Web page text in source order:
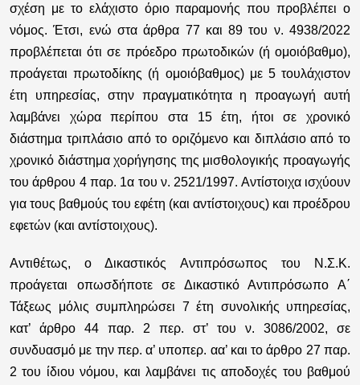
σχέση με το ελάχιστο όριο παραμονής που προβλέπει ο
νόμος. Έτσι, ενώ στα άρθρα 77 και 89 του ν. 4938/2022
προβλέπεται ότι σε πρόεδρο πρωτοδικών (ή ομοιόβαθμο),
προάγεται πρωτοδίκης (ή ομοιόβαθμος) με 5 τουλάχιστον
έτη υπηρεσίας, στην πραγματικότητα η προαγωγή αυτή
λαμβάνει χώρα περίπου στα 15 έτη, ήτοι σε χρονικό
διάστημα τριπλάσιο από το οριζόμενο και διπλάσιο από το
χρονικό διάστημα χορήγησης της μισθολογικής προαγωγής
του άρθρου 4 παρ. 1α του ν. 2521/1997. Αντίστοιχα ισχύουν
για τους βαθμούς του εφέτη (και αντίστοιχους) και προέδρου
εφετών (και αντίστοιχους).
Αντιθέτως, ο Δικαστικός Αντιπρόσωπος του Ν.Σ.Κ.
προάγεται οπωσδήποτε σε Δικαστικό Αντιπρόσωπο Α΄
Τάξεως μόλις συμπληρώσει 7 έτη συνολικής υπηρεσίας,
κατ’ άρθρο 44 παρ. 2 περ. στ’ του ν. 3086/2002, σε
συνδυασμό με την περ. α’ υποπερ. αα’ και το άρθρο 27 παρ.
2 του ίδιου νόμου, και λαμβάνει τις αποδοχές του βαθμού